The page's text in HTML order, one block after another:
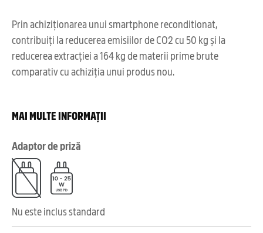
Prin achiziționarea unui smartphone reconditionat,
contribuiți la reducerea emisiilor de CO2 cu 50 kg și la
reducerea extracției a 164 kg de materii prime brute
comparativ cu achiziția unui produs nou.
MAI MULTE INFORMAȚII
Adaptor de priză
Nu este inclus standard